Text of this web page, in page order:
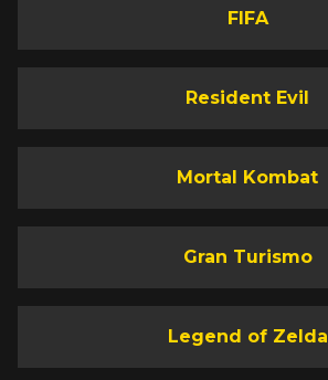
FIFA
Resident Evil
Mortal Kombat
Gran Turismo
Legend of Zelda